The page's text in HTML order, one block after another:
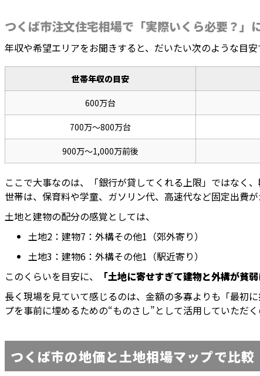
つくば市注文住宅相場で「実際いくら必要？」
年収や希望エリアをお聞きすると、だいたい次のような目安
世帯年収の目安
600万台
700万〜800万台
900万〜1,000万前後
ここで大事なのは、「銀行が貸してくれる上限」ではなく、
世帯は、保育料や学童、ガソリン代、高速代など固定出費が
土地と建物の配分の感覚としては、
土地2：建物7：外構その他1（郊外寄り）
土地3：建物6：外構その他1（駅近寄り）
このくらいを目安に、
「土地に寄せすぎて建物と外構が貧弱
長く現場を見ていて感じるのは、金額の多寡よりも「最初
プを事前に埋めるための“ものさし”として活用していただ
つくば市の地価と土地相場マップで比